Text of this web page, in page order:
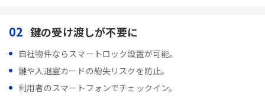
02 鍵の受け渡しが不要に
自社物件ならスマートロック設置が可能。
鍵や入退室カードの紛失リスクを防止。
利用者のスマートフォンでチェックイン。